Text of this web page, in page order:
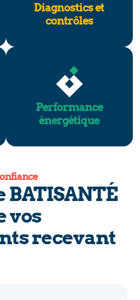
Diagnostics et
contrôles
Performance
énergétique
BATISANTÉ
vos
recevant